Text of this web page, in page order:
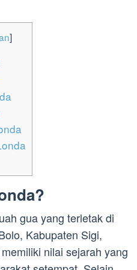
]
gua yang terletak di
Kabupaten Sigi,
nilai sejarah yang